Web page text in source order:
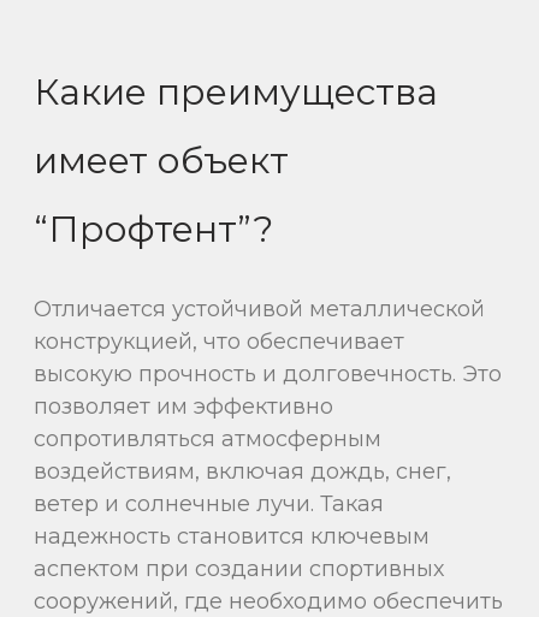
Какие преимущества
имеет объект
“Профтент”?
Отличается устойчивой металлической
конструкцией, что обеспечивает
высокую прочность и долговечность. Это
позволяет им эффективно
сопротивляться атмосферным
воздействиям, включая дождь, снег,
ветер и солнечные лучи. Такая
надежность становится ключевым
аспектом при создании спортивных
сооружений, где необходимо обеспечить